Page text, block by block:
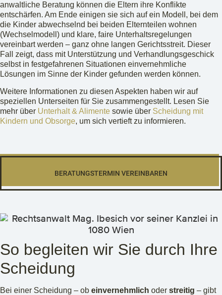
anwaltliche Beratung können die Eltern ihre Konflikte
entschärfen. Am Ende einigen sie sich auf ein Modell, bei dem
die Kinder abwechselnd bei beiden Elternteilen wohnen
(Wechselmodell) und klare, faire Unterhaltsregelungen
vereinbart werden – ganz ohne langen Gerichtsstreit. Dieser
Fall zeigt, dass mit Unterstützung und Verhandlungsgeschick
selbst in festgefahrenen Situationen einvernehmliche
Lösungen im Sinne der Kinder gefunden werden können.
Weitere Informationen zu diesen Aspekten haben wir auf
speziellen Unterseiten für Sie zusammengestellt. Lesen Sie
mehr über Unterhalt & Alimente sowie über Scheidung mit
Kindern und Obsorge, um sich vertieft zu informieren.
BERATUNGSTERMIN VEREINBAREN
So begleiten wir Sie durch Ihre
Scheidung
Bei einer Scheidung – ob einvernehmlich oder streitig – gibt